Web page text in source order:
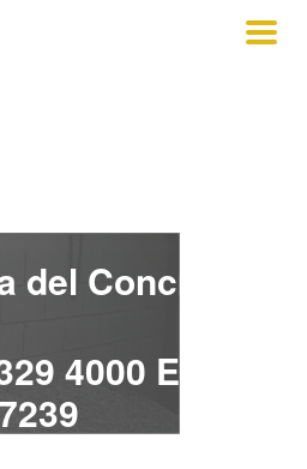
del Concreto
4000 Ext.